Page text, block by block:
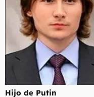
Hijo de Putin